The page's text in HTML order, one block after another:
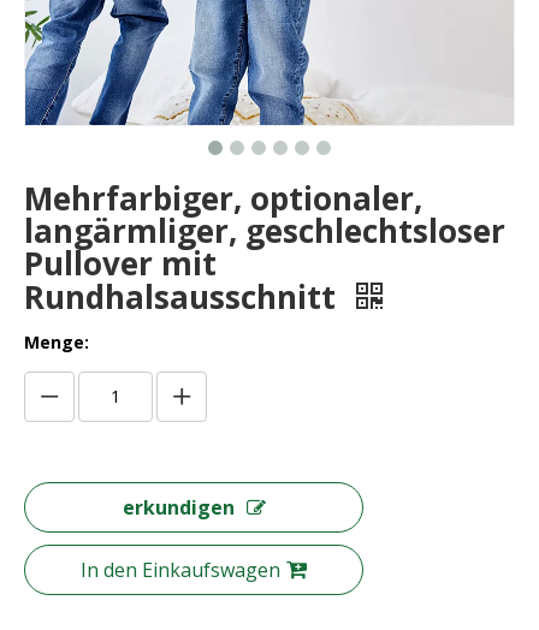
Mehrfarbiger, optionaler,
langärmliger, geschlechtsloser
Pullover mit
Rundhalsausschnitt
Menge:
erkundigen
In den Einkaufswagen